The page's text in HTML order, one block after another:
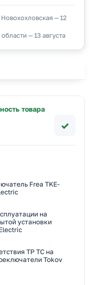
— 12
— 13 августа
товара
✓
Frea TKE-
на
установки
ТР ТС на
Tokov